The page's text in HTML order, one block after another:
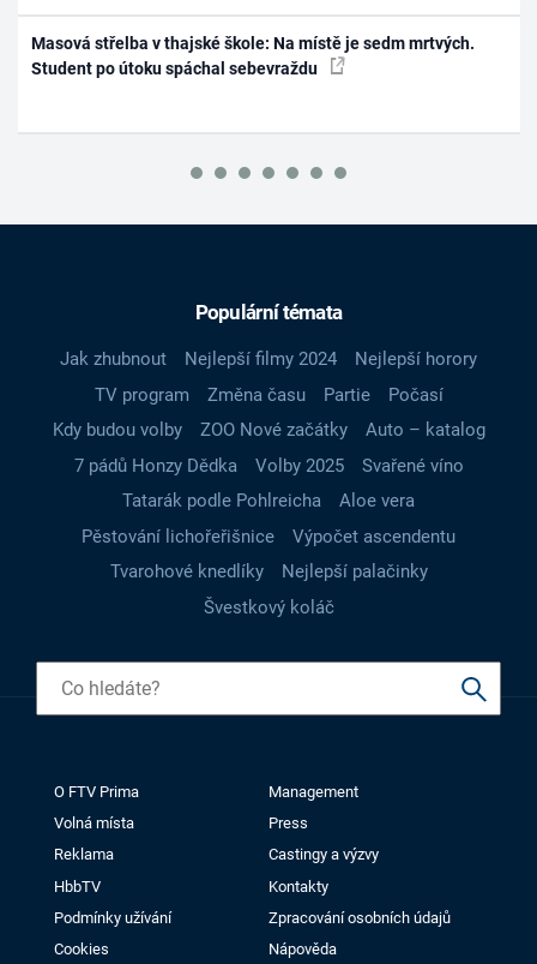
Masová střelba v thajské škole: Na místě je sedm mrtvých.
Student po útoku spáchal sebevraždu
Populární témata
Jak zhubnout Nejlepší filmy 2024
Nejlepší horory
TV program
Změna času Partie
Počasí
Kdy budou volby
ZOO Nové začátky
Auto – katalog
7 pádů Honzy Dědka
Volby 2025
Svařené víno
Tatarák podle Pohlreicha
Aloe vera
Pěstování lichořeřišnice
Výpočet ascendentu
Tvarohové knedlíky
Nejlepší palačinky
Švestkový koláč
O FTV Prima
Management
Volná místa
Press
Reklama
Castingy a výzvy
HbbTV
Kontakty
Podmínky užívání
Zpracování osobních údajů
Cookies
Nápověda